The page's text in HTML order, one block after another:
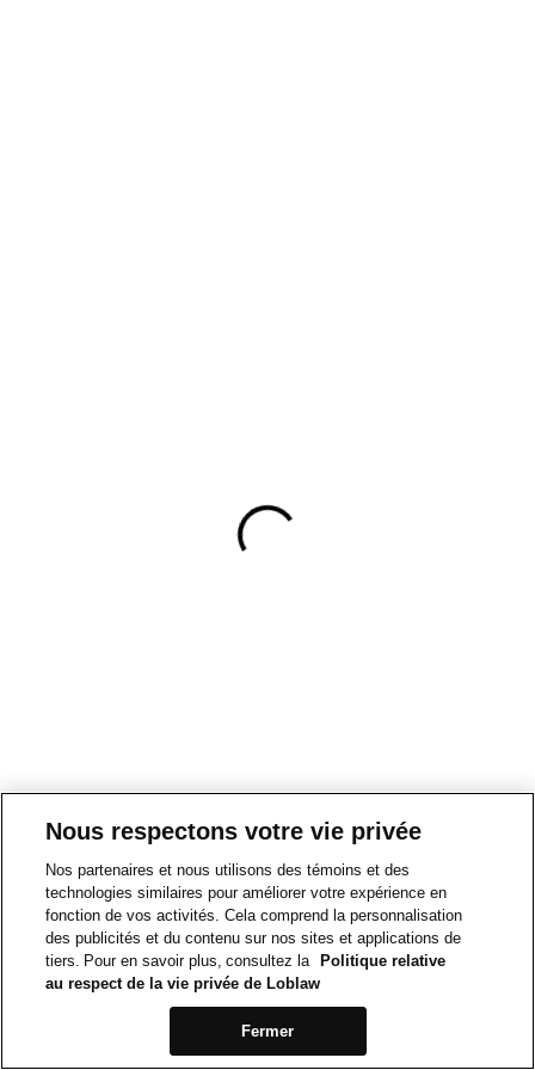
Nous respectons votre vie privée
Nos partenaires et nous utilisons des témoins et des
technologies similaires pour améliorer votre expérience en
fonction de vos activités. Cela comprend la personnalisation
des publicités et du contenu sur nos sites et applications de
tiers. Pour en savoir plus, consultez la
Politique relative
au respect de la vie privée de Loblaw
Fermer